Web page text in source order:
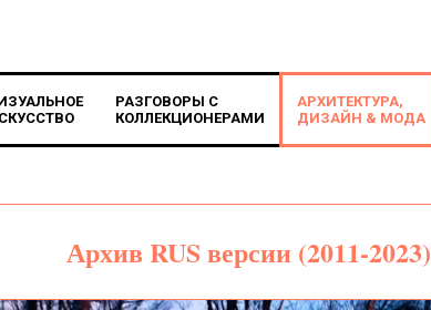
РАЗГОВОРЫ С
КОЛЛЕКЦИОНЕРАМИ
АРХИТЕКТУРА,
ДИЗАЙН & МОДА
Архив RUS версии (2011-2023)